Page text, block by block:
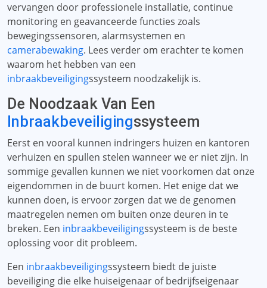
vervangen door professionele installatie, continue
monitoring en geavanceerde functies zoals
bewegingssensoren, alarmsystemen en
camerabewaking. Lees verder om erachter te komen
waarom het hebben van een
inbraakbeveiligingssysteem noodzakelijk is.
De Noodzaak Van Een
Inbraakbeveiligingssysteem
Eerst en vooral kunnen indringers huizen en kantoren
verhuizen en spullen stelen wanneer we er niet zijn. In
sommige gevallen kunnen we niet voorkomen dat onze
eigendommen in de buurt komen. Het enige dat we
kunnen doen, is ervoor zorgen dat we de genomen
maatregelen nemen om buiten onze deuren in te
breken. Een inbraakbeveiligingssysteem is de beste
oplossing voor dit probleem.
Een inbraakbeveiligingssysteem biedt de juiste
beveiliging die elke huiseigenaar of bedrijfseigenaar